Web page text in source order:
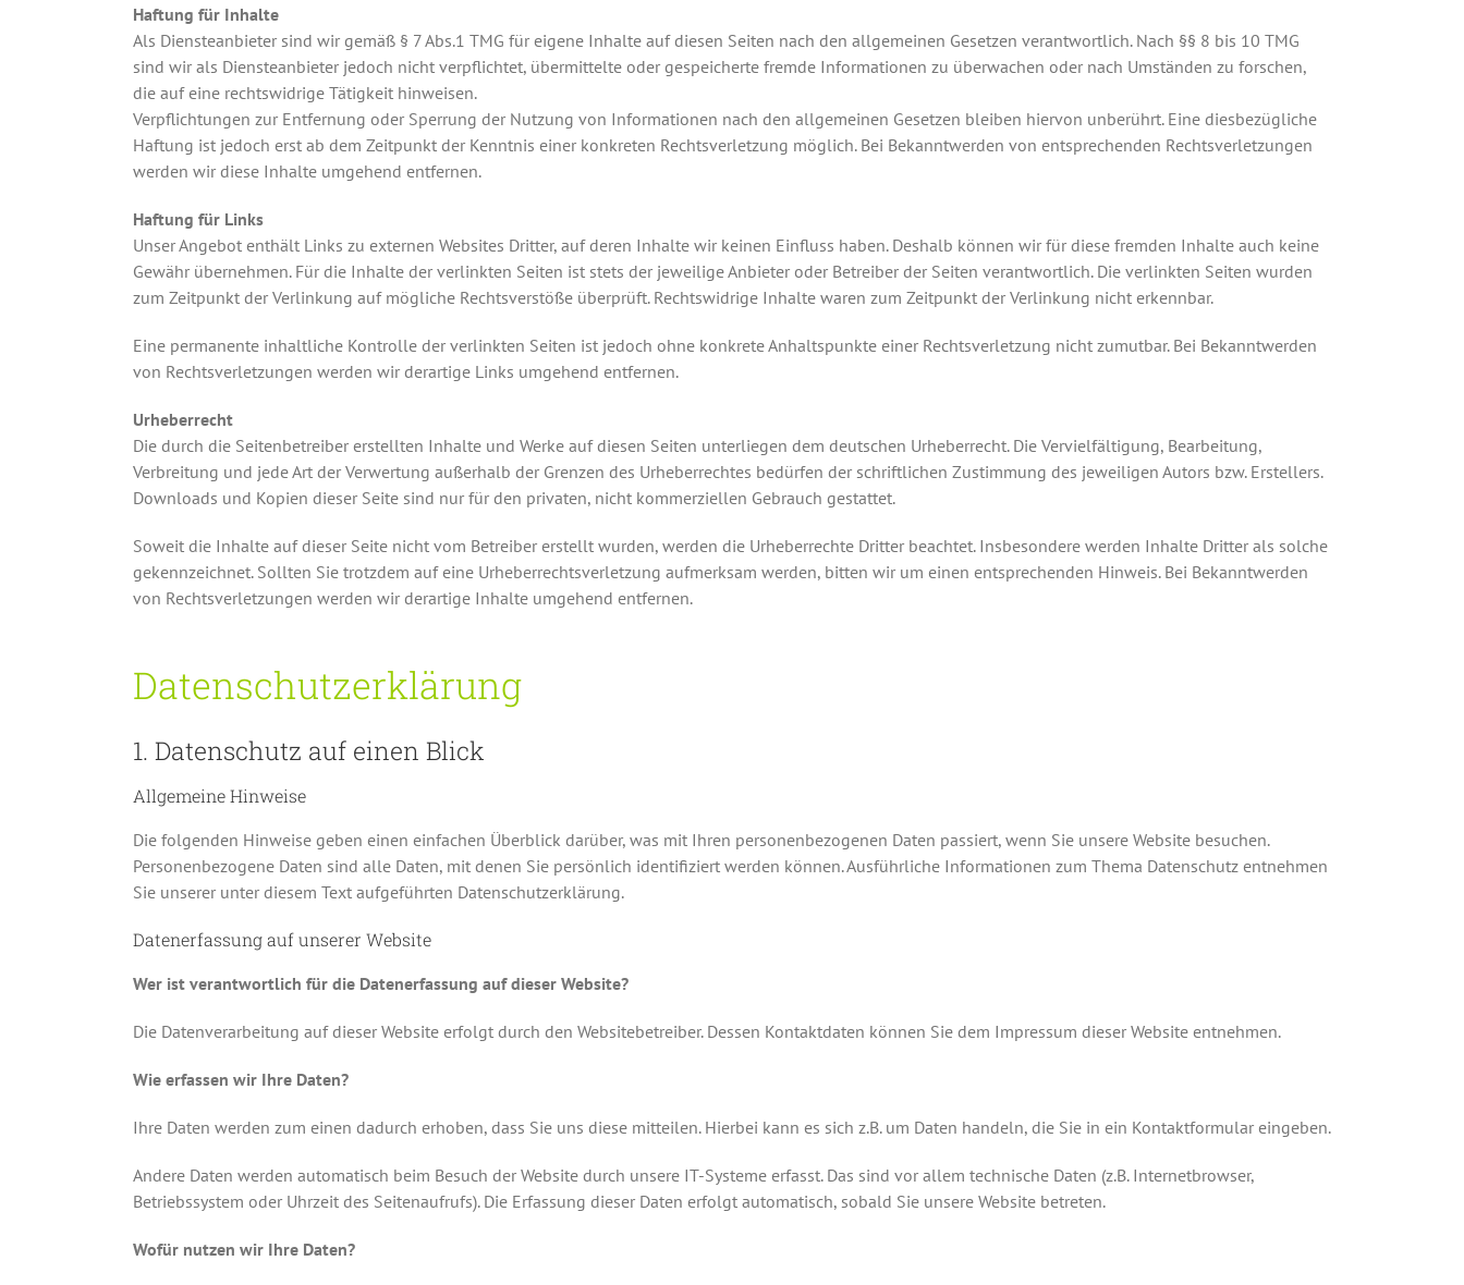
Haftung für Inhalte
Als Diensteanbieter sind wir gemäß § 7 Abs.1 TMG für eigene Inhalte auf diesen Seiten nach den allgemeinen Gesetzen verantwortlich. Nach §§ 8 bis 10 TMG
sind wir als Diensteanbieter jedoch nicht verpflichtet, übermittelte oder gespeicherte fremde Informationen zu überwachen oder nach Umständen zu forschen,
die auf eine rechtswidrige Tätigkeit hinweisen.
Verpflichtungen zur Entfernung oder Sperrung der Nutzung von Informationen nach den allgemeinen Gesetzen bleiben hiervon unberührt. Eine diesbezügliche
Haftung ist jedoch erst ab dem Zeitpunkt der Kenntnis einer konkreten Rechtsverletzung möglich. Bei Bekanntwerden von entsprechenden Rechtsverletzungen
werden wir diese Inhalte umgehend entfernen.
Haftung für Links
Unser Angebot enthält Links zu externen Websites Dritter, auf deren Inhalte wir keinen Einfluss haben. Deshalb können wir für diese fremden Inhalte auch keine
Gewähr übernehmen. Für die Inhalte der verlinkten Seiten ist stets der jeweilige Anbieter oder Betreiber der Seiten verantwortlich. Die verlinkten Seiten wurden
zum Zeitpunkt der Verlinkung auf mögliche Rechtsverstöße überprüft. Rechtswidrige Inhalte waren zum Zeitpunkt der Verlinkung nicht erkennbar.
Eine permanente inhaltliche Kontrolle der verlinkten Seiten ist jedoch ohne konkrete Anhaltspunkte einer Rechtsverletzung nicht zumutbar. Bei Bekanntwerden
von Rechtsverletzungen werden wir derartige Links umgehend entfernen.
Urheberrecht
Die durch die Seitenbetreiber erstellten Inhalte und Werke auf diesen Seiten unterliegen dem deutschen Urheberrecht. Die Vervielfältigung, Bearbeitung,
Verbreitung und jede Art der Verwertung außerhalb der Grenzen des Urheberrechtes bedürfen der schriftlichen Zustimmung des jeweiligen Autors bzw. Erstellers.
Downloads und Kopien dieser Seite sind nur für den privaten, nicht kommerziellen Gebrauch gestattet.
Soweit die Inhalte auf dieser Seite nicht vom Betreiber erstellt wurden, werden die Urheberrechte Dritter beachtet. Insbesondere werden Inhalte Dritter als solche
gekennzeichnet. Sollten Sie trotzdem auf eine Urheberrechtsverletzung aufmerksam werden, bitten wir um einen entsprechenden Hinweis. Bei Bekanntwerden
von Rechtsverletzungen werden wir derartige Inhalte umgehend entfernen.
Datenschutzerklärung
1. Datenschutz auf einen Blick
Allgemeine Hinweise
Die folgenden Hinweise geben einen einfachen Überblick darüber, was mit Ihren personenbezogenen Daten passiert, wenn Sie unsere Website besuchen.
Personenbezogene Daten sind alle Daten, mit denen Sie persönlich identifiziert werden können. Ausführliche Informationen zum Thema Datenschutz entnehmen
Sie unserer unter diesem Text aufgeführten Datenschutzerklärung.
Datenerfassung auf unserer Website
Wer ist verantwortlich für die Datenerfassung auf dieser Website?
Die Datenverarbeitung auf dieser Website erfolgt durch den Websitebetreiber. Dessen Kontaktdaten können Sie dem Impressum dieser Website entnehmen.
Wie erfassen wir Ihre Daten?
Ihre Daten werden zum einen dadurch erhoben, dass Sie uns diese mitteilen. Hierbei kann es sich z.B. um Daten handeln, die Sie in ein Kontaktformular eingeben.
Andere Daten werden automatisch beim Besuch der Website durch unsere IT-Systeme erfasst. Das sind vor allem technische Daten (z.B. Internetbrowser,
Betriebssystem oder Uhrzeit des Seitenaufrufs). Die Erfassung dieser Daten erfolgt automatisch, sobald Sie unsere Website betreten.
Wofür nutzen wir Ihre Daten?